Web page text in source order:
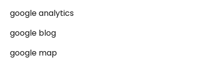
google analytics
google blog
google map